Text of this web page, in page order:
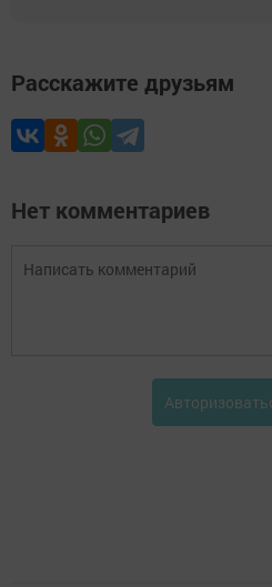
Расскажите друзьям
Нет комментариев